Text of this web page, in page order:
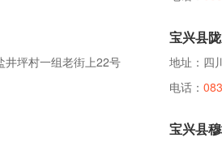
井坪村一组老街上22号
宝兴县
地址：四
电话：
宝兴县